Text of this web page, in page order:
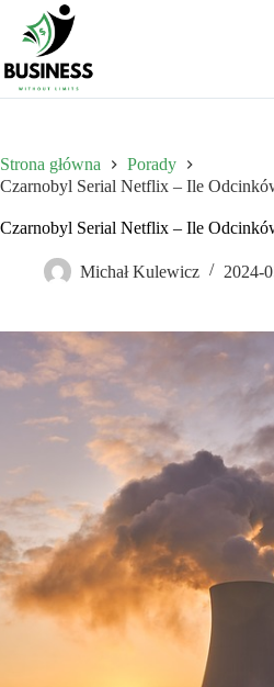
Przejdź
treści
Strona główna
Porady
Czarnobyl Serial Netflix – Ile
Czarnobyl Serial Netflix – Ile
Michał Kulewicz 2024-